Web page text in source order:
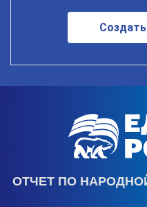
ОТЧЕТ ПО